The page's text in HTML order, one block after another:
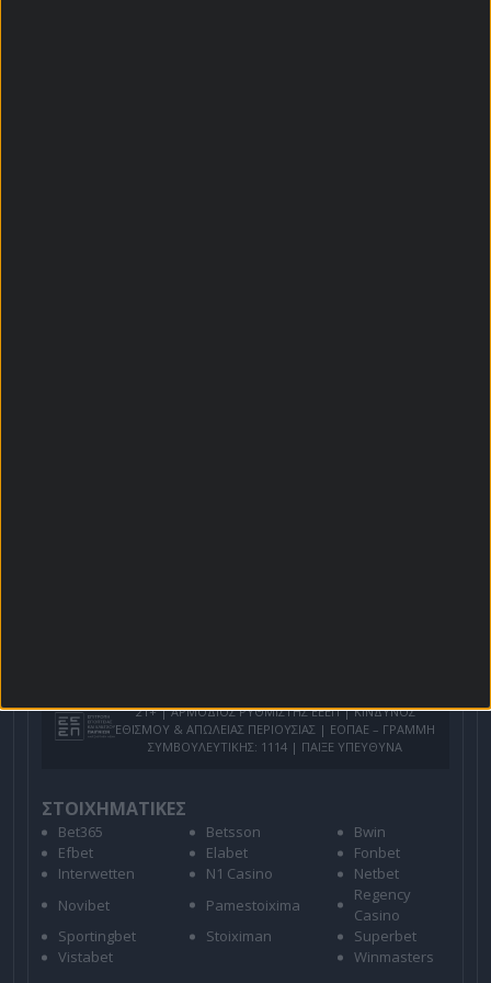
21+ | ΑΡΜΟΔΙΟΣ ΡΥΘΜΙΣΤΗΣ ΕΕΕΠ | ΚΙΝΔΥΝΟΣ
ΕΘΙΣΜΟΥ & ΑΠΩΛΕΙΑΣ ΠΕΡΙΟΥΣΙΑΣ | ΕΟΠΑΕ – ΓΡΑΜΜΗ
ΣΥΜΒΟΥΛΕΥΤΙΚΗΣ: 1114 | ΠΑΙΞΕ ΥΠΕΥΘΥΝΑ
ΣΤΟΙΧΗΜΑΤΙΚΕΣ
Bet365 Betsson
Bwin
Efbet
Elabet
Fonbet
Interwetten
N1 Casino
Netbet
Novibet
Pamestoixima
Regency
Casino
Sportingbet
Stoiximan
Superbet
Vistabet
Winmasters